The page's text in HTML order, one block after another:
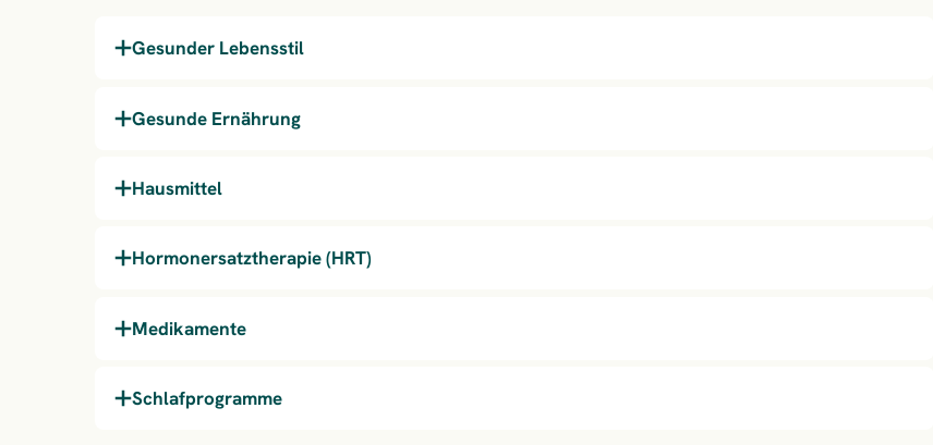
Gesunder Lebensstil
Gesunde Ernährung
Hausmittel
Hormonersatztherapie (HRT)
Medikamente
Schlafprogramme